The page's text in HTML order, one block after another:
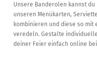
Unsere Banderolen kannst
unseren Menükarten,
kombinieren und diese so mit
veredeln. Gestalte
deiner Feier einfach online bei